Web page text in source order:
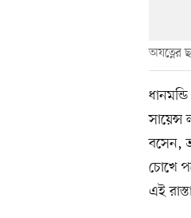
অযত্নের
বসেন,
চোখে
এই